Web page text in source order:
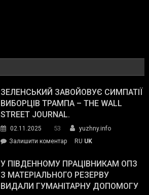
ЗЕЛЕНСЬКИЙ ЗАВОЙОВУЄ СИМПАТІЇ
ВИБОРЦІВ ТРАМПА – THE WALL
STREET JOURNAL.
02.11.2025 53
yuzhny.info
Залишити коментарon
завойовує
симпатії
виборців
RU UK
У ПІВДЕННОМУ ПРАЦІВНИКАМ ОПЗ
З МАТЕРІАЛЬНОГО РЕЗЕРВУ
ВИДАЛИ ГУМАНІТАРНУ ДОПОМОГУ